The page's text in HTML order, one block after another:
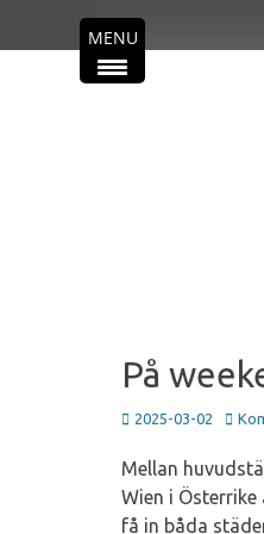
Hoppa
till
innehåll
Primär meny
På
Publicerad
2025-03-02
Mellan
Wien i
få in båda
MENU